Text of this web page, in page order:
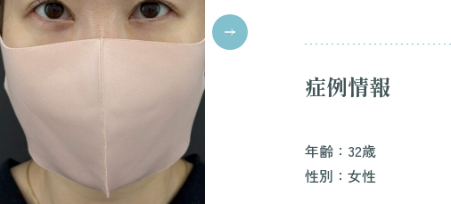
症例情報
年齢：32歳
性別：女性